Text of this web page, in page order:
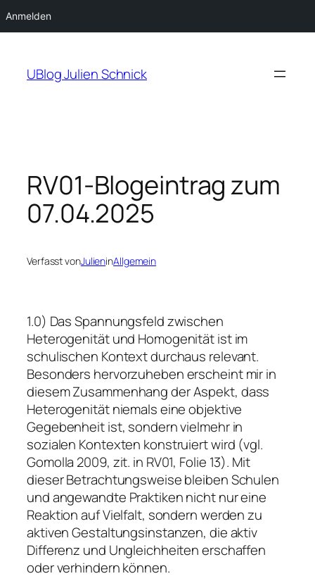
Anmelden
springen
UBlog Julien Schnick
RV01-Blogeintrag zum
07.04.2025
Verfasst vonJulieninAllgemein
1.0) Das Spannungsfeld zwischen
Heterogenität und Homogenität ist im
schulischen Kontext durchaus relevant.
Besonders hervorzuheben erscheint mir in
diesem Zusammenhang der Aspekt, dass
Heterogenität niemals eine objektive
Gegebenheit ist, sondern vielmehr in
sozialen Kontexten konstruiert wird (vgl.
Gomolla 2009, zit. in RV01, Folie 13). Mit
dieser Betrachtungsweise bleiben Schulen
und angewandte Praktiken nicht nur eine
Reaktion auf Vielfalt, sondern werden zu
aktiven Gestaltungsinstanzen, die aktiv
Differenz und Ungleichheiten erschaffen
oder verhindern können.